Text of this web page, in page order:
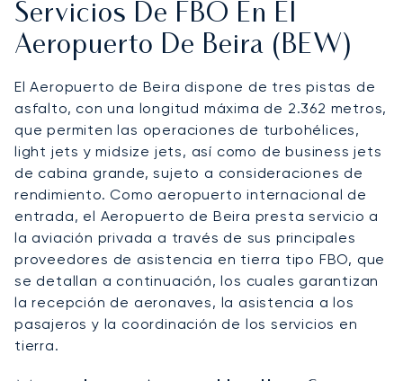
Servicios De FBO En El
Aeropuerto De Beira (BEW)
El Aeropuerto de Beira dispone de tres pistas de
asfalto, con una longitud máxima de 2.362 metros,
que permiten las operaciones de turbohélices,
light jets y midsize jets, así como de business jets
de cabina grande, sujeto a consideraciones de
rendimiento. Como aeropuerto internacional de
entrada, el Aeropuerto de Beira presta servicio a
la aviación privada a través de sus principales
proveedores de asistencia en tierra tipo FBO, que
se detallan a continuación, los cuales garantizan
la recepción de aeronaves, la asistencia a los
pasajeros y la coordinación de los servicios en
tierra.